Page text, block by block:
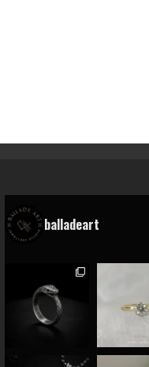
balladeart